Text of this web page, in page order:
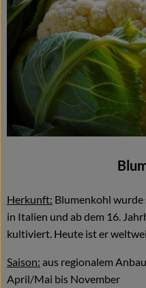
Herkunft: Blumenkohl
in Italien und ab dem 16.
kultiviert. Heute ist er
Saison: aus regionalem
April/Mai bis November